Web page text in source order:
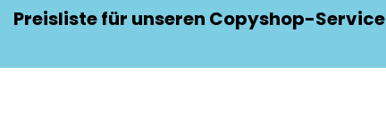
Preisliste für unseren Copyshop-Service